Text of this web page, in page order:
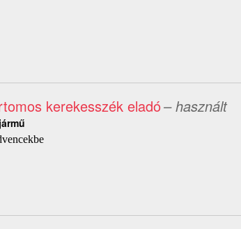
kerekesszék eladó– használt